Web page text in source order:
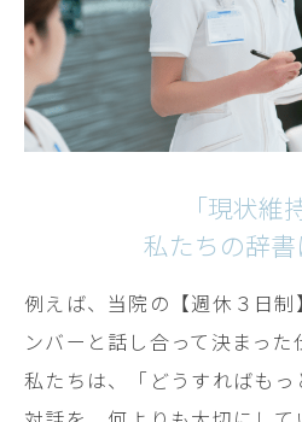
「現状維
私たちの辞
例えば、当院の【週休３日
ンバーと話し合って決まった
私たちは、「どうすればも